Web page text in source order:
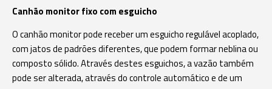
Canhão monitor fixo com esguicho
O canhão monitor pode receber um esguicho regulável acoplado,
com jatos de padrões diferentes, que podem formar neblina ou
composto sólido. Através destes esguichos, a vazão também
pode ser alterada, através do controle automático e de um